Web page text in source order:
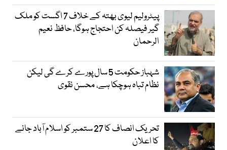
پیٹرولیم لیوی بھتہ کے خلاف 7 اگست کو ملک
گیر فیصلہ کن احتجاج ہوگا، حافظ نعیم
الرحمان
شہباز حکومت 5 سال پورے کرے گی لیکن
نظام تباہ ہوچکا ہے، محسن نقوی
تحریک انصاف کا 27 ستمبر کو اسلام آباد جانے
کا اعلان